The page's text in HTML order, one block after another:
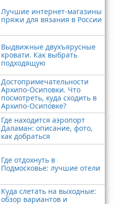
Лучшие интернет-магазины
пряжи для вязания в России
Выдвижные двухъярусные
кровати. Как выбрать
подходящую
Достопримечательности
Архипо-Осиповки. Что
посмотреть, куда сходить в
Архипо-Осиповке?
Где находится аэропорт
Даламан: описание, фото,
как добраться
Где отдохнуть в
Подмосковье: лучшие отели
Куда слетать на выходные:
обзор вариантов и